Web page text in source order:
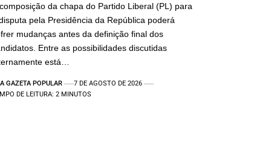
da chapa do Partido Liberal (PL) para
pela Presidência da República poderá
mudanças antes da definição final dos
Entre as possibilidades discutidas
está…
A GAZETA POPULAR
7 DE AGOSTO DE 2026
DE LEITURA: 2 MINUTOS